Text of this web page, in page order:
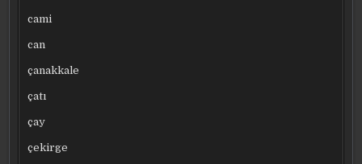
cami
can
çanakkale
çatı
çay
çekirge